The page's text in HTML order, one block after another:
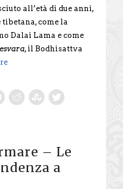
all’età di due anni,
come la
Dalai Lama e come
, il Bodhisattva
– Le
a